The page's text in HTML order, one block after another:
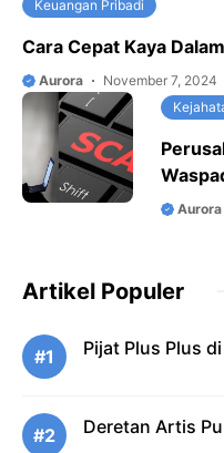
Keuangan Pribadi
Cara Cepat Kaya
Aurora
November 7, 2024
Aurora
Artikel Populer
#1 Pijat Plus Plus
#2 Deretan Artis